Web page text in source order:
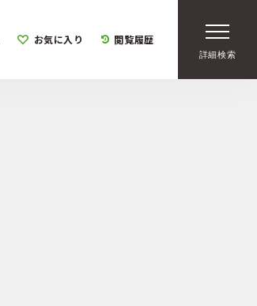
詳細検索
お気に入り 閲覧履歴